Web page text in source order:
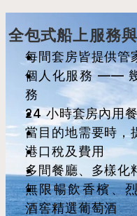
全包式船上服務與
每間套房皆提供管
個人化服務 ——
務
24 小時套房內用餐
當目的地需要時，
港口稅及費用
多間餐廳、多樣化
無限暢飲香檳、
酒窖精選葡萄酒